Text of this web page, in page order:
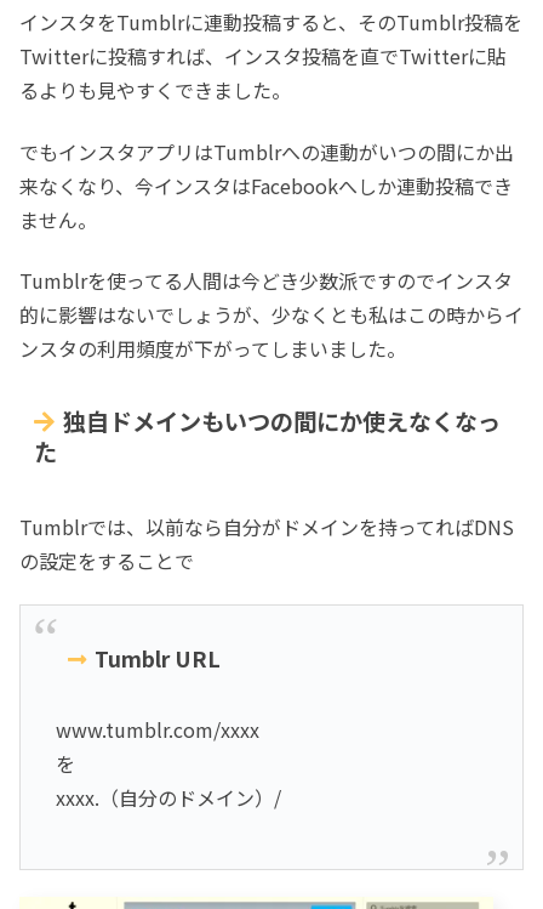
インスタをTumblrに連動投稿すると、そのTumblr投稿を
Twitterに投稿すれば、インスタ投稿を直でTwitterに貼
るよりも見やすくできました。
でもインスタアプリはTumblrへの連動がいつの間にか出
来なくなり、今インスタはFacebookへしか連動投稿でき
ません。
Tumblrを使ってる人間は今どき少数派ですのでインスタ
的に影響はないでしょうが、少なくとも私はこの時からイ
ンスタの利用頻度が下がってしまいました。
独自ドメインもいつの間にか使えなくなっ
た
Tumblrでは、以前なら自分がドメインを持ってればDNS
の設定をすることで
Tumblr URL
www.tumblr.com/xxxx
を
xxxx.（自分のドメイン）/